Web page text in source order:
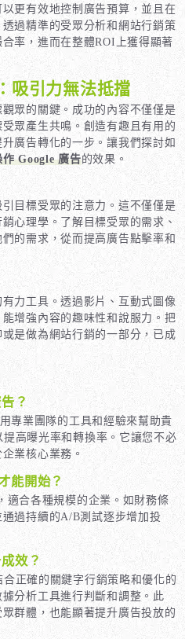
更有效地控制廣告預算，並且在
過精準的受眾分析和網站行銷策
率，進而在整體ROI上獲得顯著
吸引力無法抵擋
眾的關鍵。成功的內容不僅僅是
眾產生共鳴。創造有趣且有用的
廣告轉化的一步。讓我們探討如
作 Google 廣告的效果。
目標受眾的注意力。這不僅僅是
心理學。了解目標受眾的需求、
的需求，從而提高廣告點擊率和
力工具。透過影片、互動式圖像
增強內容的趣味性和說服力。把
是做為網站行銷的一部分，已成
？
專業團隊的工具和經驗來幫助貴
高曝光率和轉換率。它讓您不必
業核心業務。
能開始？
適合各種規模的企業。如財務條
過持續的A/B測試逐步增加投
效？
正確的關鍵字行銷策略和優化的
分析工具進行判斷和調整。此
群體，也能顯著提升廣告投放的